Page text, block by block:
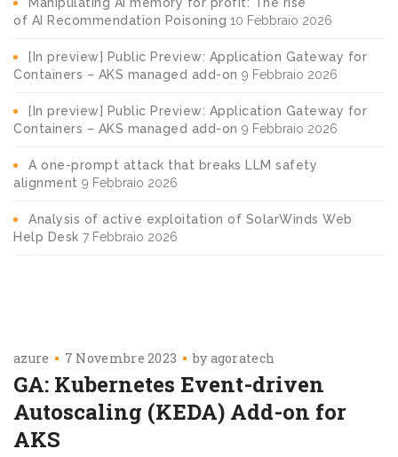
of AI Recommendation Poisoning 10 Febbraio 2026
[In preview] Public Preview: Application Gateway for
Containers – AKS managed add-on 9 Febbraio 2026
[In preview] Public Preview: Application Gateway for
Containers – AKS managed add-on 9 Febbraio 2026
A one-prompt attack that breaks LLM safety
alignment 9 Febbraio 2026
Analysis of active exploitation of SolarWinds Web
Help Desk 7 Febbraio 2026
azure 7 Novembre 2023 by agoratech
GA: Kubernetes Event-driven
Autoscaling (KEDA) Add-on for
AKS